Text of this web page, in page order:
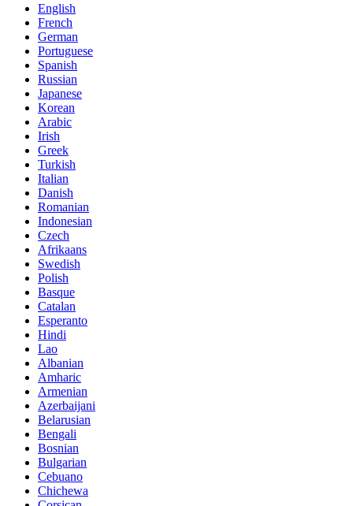
English
French
German
Portuguese
Spanish
Russian
Japanese
Korean
Arabic
Irish
Greek
Turkish
Italian
Danish
Romanian
Indonesian
Czech
Afrikaans
Swedish
Polish
Basque
Catalan
Esperanto
Hindi
Lao
Albanian
Amharic
Armenian
Azerbaijani
Belarusian
Bengali
Bosnian
Bulgarian
Cebuano
Chichewa